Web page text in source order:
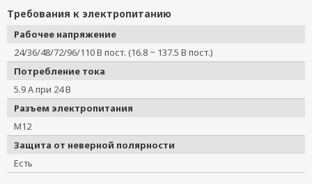
Требования к электропитанию
Рабочее напряжение
24/36/48/72/96/110 В пост. (16.8 ~ 137.5 В пост.)
Потребление тока
5.9 А при 24 В
Разъем электропитания
M12
Защита от неверной полярности
Есть